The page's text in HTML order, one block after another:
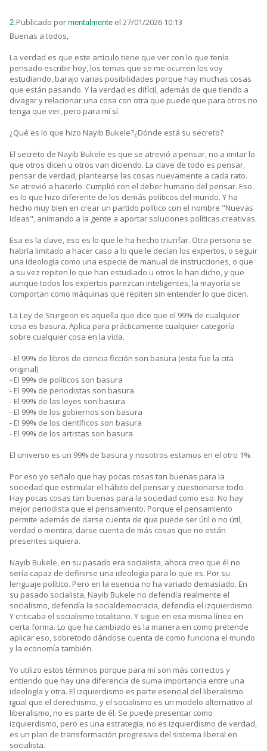
2. Publicado por mentalmente el 27/01/2026 10:13
Buenas a todos,
La verdad es que este artículo tiene que ver con lo que tenía
pensado escribir hoy, los temas que se me ocurren los voy
estudiando, barajo varias posibilidades porque hay muchas cosas
que están pasando. Y la verdad es difícil, además de que tiendo a
divagar y relacionar una cosa con otra que puede que para otros no
tenga que ver, pero para mí sí.
¿Qué es lo que hizo Nayib Bukele?¿Dónde está su secreto?
El secreto de Nayib Bukele es que se atrevió a pensar, no a imitar lo
que otros dicen u otros van diciendo. La clave de todo es pensar,
pensar de verdad, plantearse las cosas nuevamente a cada rato.
Se atrevió a hacerlo. Cumplió con el deber humano del pensar. Eso
es lo que hizo diferente de los demás políticos del mundo. Y ha
hecho muy bien en crear un partido político con el nombre "Nuevas
Ideas", animando a la gente a aportar soluciones políticas creativas.
Esa es la clave, eso es lo que le ha hecho triunfar. Otra persona se
habría limitado a hacer caso a lo que le decían los expertos, o seguir
una ideología como una especie de manual de instrucciones, o que
a su vez repiten lo que han estudiado u otros le han dicho, y que
aunque todos los expertos parezcan inteligentes, la mayoría se
comportan como máquinas que repiten sin entender lo que dicen.
La Ley de Sturgeon es aquella que dice que el 99% de cualquier
cosa es basura. Aplica para prácticamente cualquier categoría
sobre cualquier cosa en la vida.
- El 99% de libros de ciencia ficción son basura (esta fue la cita
original)
- El 99% de políticos son basura
- El 99% de periodistas son basura
- El 99% de las leyes son basura
- El 99% de los gobiernos son basura
- El 99% de los científicos son basura
- El 99% de los artistas son basura
El universo es un 99% de basura y nosotros estamos en el otro 1%.
Por eso yo señalo que hay pocas cosas tan buenas para la
sociedad que estimular el hábito del pensar y cuestionarse todo.
Hay pocas cosas tan buenas para la sociedad como eso. No hay
mejor periodista que el pensamiento. Porque el pensamiento
permite además de darse cuenta de que puede ser útil o no útil,
verdad o mentira, darse cuenta de más cosas que no están
presentes siquiera.
Nayib Bukele, en su pasado era socialista, ahora creo que él no
sería capaz de definirse una ideología para lo que es. Por su
lenguaje político. Pero en la esencia no ha variado demasiado. En
su pasado socialista, Nayib Bukele no defendía realmente el
socialismo, defendía la socialdemocracia, defendía el izquierdismo.
Y criticaba el socialismo totalitario. Y sigue en esa misma línea en
cierta forma. Lo que ha cambiado es la manera en como pretende
aplicar eso, sobretodo dándose cuenta de como funciona el mundo
y la economía también.
Yo utilizo estos términos porque para mí son más correctos y
entiendo que hay una diferencia de suma importancia entre una
ideología y otra. El izquierdismo es parte esencial del liberalismo
igual que el derechismo, y el socialismo es un modelo alternativo al
liberalismo, no es parte de él. Se puede presentar como
izquierdismo, pero es una estrategia, no es izquierdismo de verdad,
es un plan de transformación progresiva del sistema liberal en
socialista.